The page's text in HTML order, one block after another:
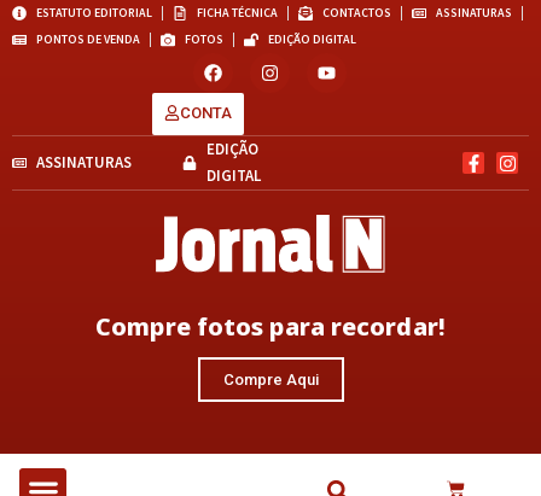
ESTATUTO EDITORIAL FICHA TÉCNICA CONTACTOS
ASSINATURAS
PONTOS DE VENDA
FOTOS EDIÇÃO DIGITAL
CONTA
ASSINATURAS
EDIÇÃO
DIGITAL
Compre fotos para recordar!
Compre Aqui